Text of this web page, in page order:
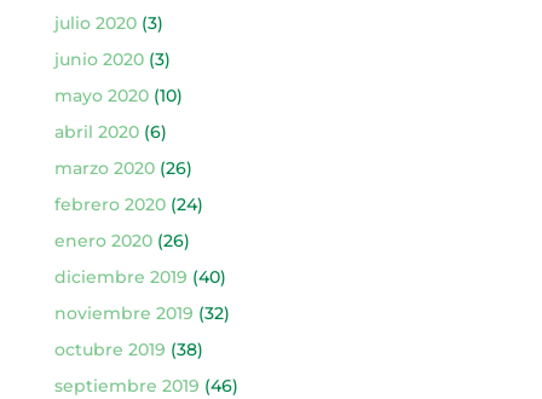
julio 2020(3)
junio 2020(3)
mayo 2020(10)
abril 2020(6)
marzo 2020(26)
febrero 2020(24)
enero 2020(26)
diciembre 2019 (40)
noviembre 2019 (32)
octubre 2019 (38)
septiembre 2019 (46)